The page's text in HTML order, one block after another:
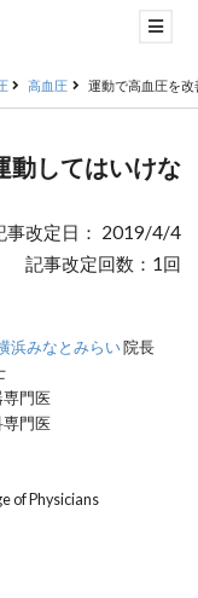
高血圧 運動で高血圧を
動してはいけな
事改定日： 2019/4/4
記事改定回数：1回
浜みなとみらい院長
専門医
専門医
of Physicians